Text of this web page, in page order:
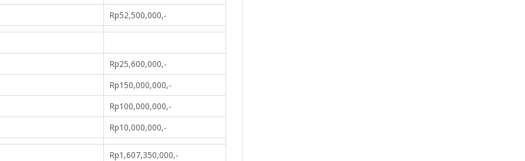
Rp52,500,000,-
Rp25,600,000,-
Rp150,000,000,-
Rp100,000,000,-
Rp10,000,000,-
Rp1,607,350,000,-